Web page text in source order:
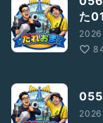
た01
055